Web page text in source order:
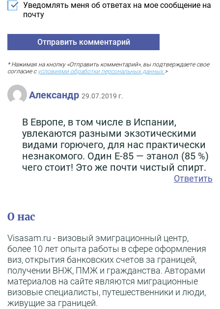
Уведомлять меня об ответах на мое сообщение на
почту
* Нажимая на кнопку «Отправить комментарий», вы подтверждаете свое
согласие с условиями обработки персональных данных.>
Александр 29.07.2019 г.
В Европе, в том числе в Испании,
увлекаются разными экзотическими
видами горючего, для нас практически
незнакомого. Один Е-85 — этанол (85 %)
чего стоит! Это же почти чистый спирт.
Ответить
О нас
Visasam.ru - визовый эмиграционный центр,
более 10 лет опыта работы в сфере оформления
виз, открытия банковских счетов за границей,
получении ВНЖ, ПМЖ и гражданства. Авторами
материалов на сайте являются миграционные
визовые специалисты, путешественники и люди,
живущие за границей.